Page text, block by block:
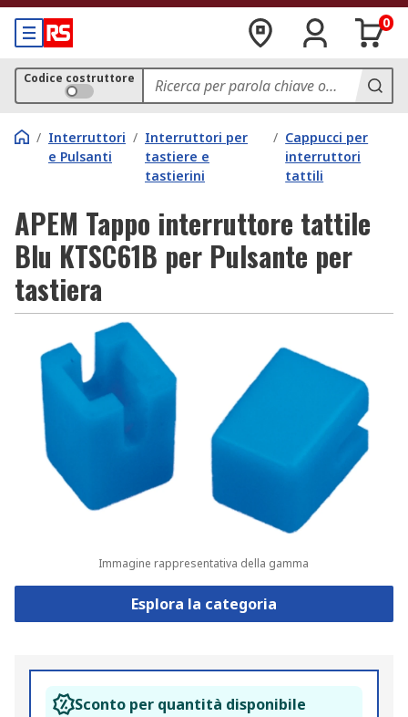
0
Codice costruttore
/ Interruttori
e Pulsanti
/ Interruttori per
tastiere e
tastierini
/ Cappucci per
interruttori
tattili
APEM Tappo interruttore tattile
Blu KTSC61B per Pulsante per
tastiera
Immagine rappresentativa della gamma
Esplora la categoria
Sconto per quantità disponibile